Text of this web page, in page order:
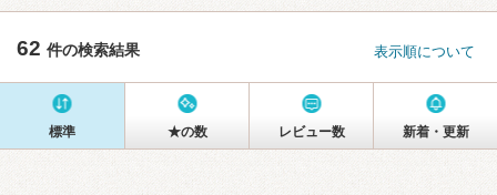
62 件の検索結果 表示順について
標準 ★の数 レビュー数 新着・更新